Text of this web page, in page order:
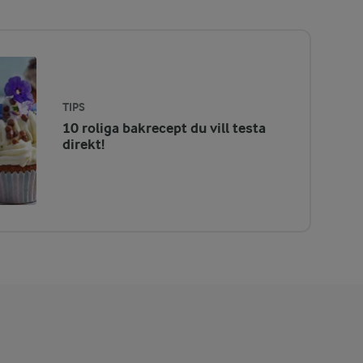
TIPS
10 roliga bakrecept du vill testa
direkt!